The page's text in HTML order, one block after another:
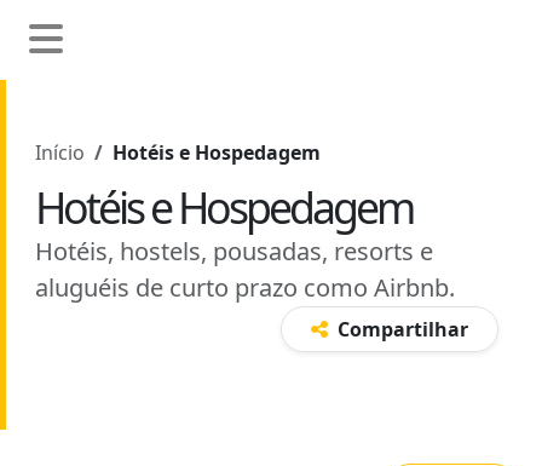
Início Hotéis e Hospedagem
Hotéis e Hospedagem
Hotéis, hostels, pousadas, resorts e
aluguéis de curto prazo como Airbnb.
Compartilhar